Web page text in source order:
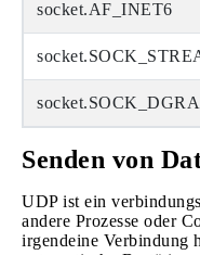
socket.AF_INET6
Senden von
UDP ist ein
andere Prozesse oder
irgendeine Verbindung